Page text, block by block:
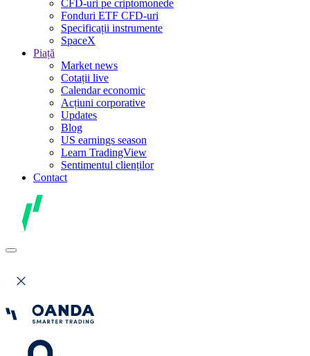
CFD-uri pe criptomonede
Fonduri ETF CFD-uri
Specificații instrumente
SpaceX
Piață
Market news
Cotații live
Calendar economic
Acțiuni corporative
Updates
Blog
US earnings season
Learn TradingView
Sentimentul clienților
Contact